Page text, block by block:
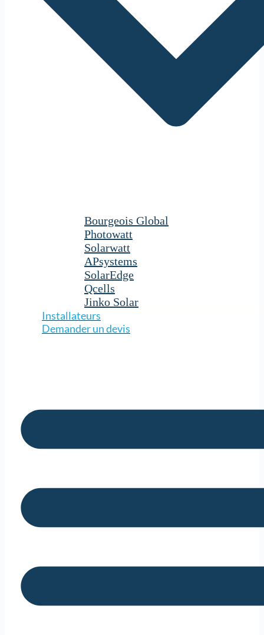
Bourgeois Global
Photowatt
Solarwatt
APsystems
SolarEdge
Qcells
Jinko Solar
Installateurs
Demander un devis